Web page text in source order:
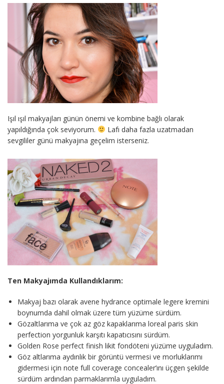
Işıl ışıl makyajları günün önemi ve kombine bağlı olarak
yapıldığında çok seviyorum.
Lafı daha fazla uzatmadan
sevgililer günü makyajına geçelim isterseniz.
Ten Makyajımda Kullandıklarım:
Makyaj bazı olarak avene hydrance optimale legere kremini
boynumda dahil olmak üzere tüm yüzüme sürdüm.
Gözaltlarıma ve çok az göz kapaklarıma loreal paris skin
perfection yorgunluk karşıtı kapatıcısını sürdüm.
Golden Rose perfect finish likit fondöteni yüzüme uyguladım.
Göz altlarıma aydınlık bir görüntü vermesi ve morluklarımı
gidermesi için note full coverage concealer’ını üçgen şekilde
sürdüm ardından parmaklarımla uyguladım.